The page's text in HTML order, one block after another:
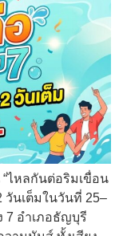
ไหลกันต่อริมเขื่อน
วันเต็มในวันที่ 25–
7 อำเภอธัญบุรี